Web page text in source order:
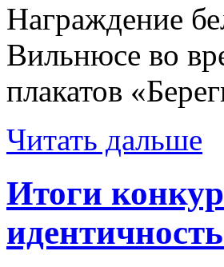
Награждение
Вильнюсе во
плакатов
Читать дальше
Итоги